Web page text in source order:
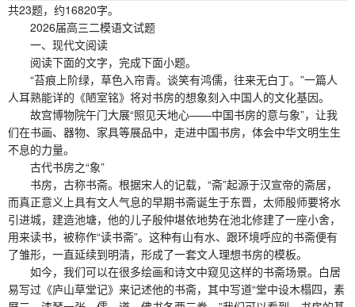
共23题，约16820字。
2026届高三二模语文试题
一、现代文阅读
阅读下面的文字，完成下面小题。
“苔痕上阶绿，草色入帘青。谈笑有鸿儒，往来无白丁。”一篇人
人耳熟能详的《陋室铭》将对书房的想象刻入中国人的文化基因。
故宫博物院午门大展“照见天地心——中国书房的意与象”，让我
们在书画、器物、家具等展品中，走进中国书房，体会中华文明生生
不息的力量。
古代书房之“象”
书房，古称书斋。根据宋人的记载，“斋”起源于汉宣帝的斋居，
而真正意义上具有文人气息的早期书斋诞生于东晋，太师殷师要将水
引进城，建造池塘，他的儿子殷仲堪依地势在池北修建了一座小舍，
用来读书，被称作“读书斋”。这种有山有水、跟环境呼应的书斋便有
了雏形，一直延续到明清，形成了一套文人理想书房的模板。
如今，我们可以在很多绘画和诗文中窥见这样的书斋场景。白居
易写过《庐山草堂记》来记述他的书斋，其中写道“堂中设木榻四，素